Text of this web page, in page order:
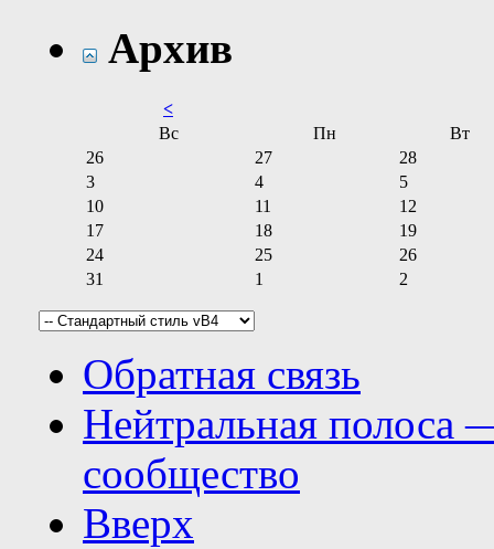
Архив
<
Вс
Пн
Вт
26
27
28
3
4
5
10
11
12
17
18
19
24
25
26
31
1 2
Обратная связь
Нейтральная полоса
сообщество
Вверх